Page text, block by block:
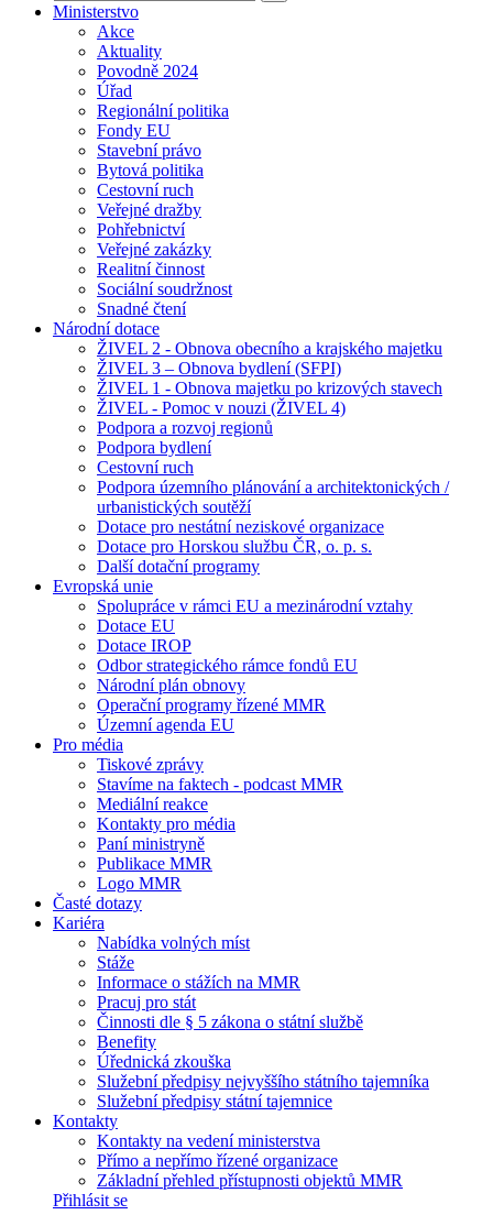
Ministerstvo
Akce
Aktuality
Povodně 2024
Úřad
Regionální politika
Fondy EU
Stavební právo
Bytová politika
Cestovní ruch
Veřejné dražby
Pohřebnictví
Veřejné zakázky
Realitní činnost
Sociální soudržnost
Snadné čtení
Národní dotace
ŽIVEL 2 - Obnova obecního a krajského majetku
ŽIVEL 3 – Obnova bydlení (SFPI)
ŽIVEL 1 - Obnova majetku po krizových stavech
ŽIVEL - Pomoc v nouzi (ŽIVEL 4)
Podpora a rozvoj regionů
Podpora bydlení
Cestovní ruch
Podpora územního plánování a architektonických /
urbanistických soutěží
Dotace pro nestátní neziskové organizace
Dotace pro Horskou službu ČR, o. p. s.
Další dotační programy
Evropská unie
Spolupráce v rámci EU a mezinárodní vztahy
Dotace EU
Dotace IROP
Odbor strategického rámce fondů EU
Národní plán obnovy
Operační programy řízené MMR
Územní agenda EU
Pro média
Tiskové zprávy
Stavíme na faktech - podcast MMR
Mediální reakce
Kontakty pro média
Paní ministryně
Publikace MMR
Logo MMR
Časté dotazy
Kariéra
Nabídka volných míst
Stáže
Informace o stážích na MMR
Pracuj pro stát
Činnosti dle § 5 zákona o státní službě
Benefity
Úřednická zkouška
Služební předpisy nejvyššího státního tajemníka
Služební předpisy státní tajemnice
Kontakty
Kontakty na vedení ministerstva
Přímo a nepřímo řízené organizace
Základní přehled přístupnosti objektů MMR
Přihlásit se